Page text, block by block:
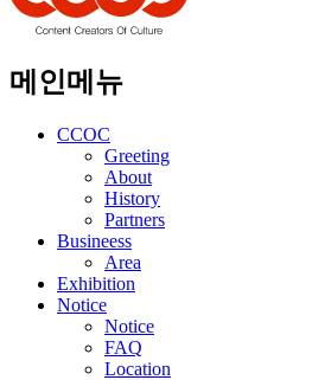
메인메뉴
CCOC
Greeting
About
History
Partners
Busineess
Area
Exhibition
Notice
Notice
FAQ
Location